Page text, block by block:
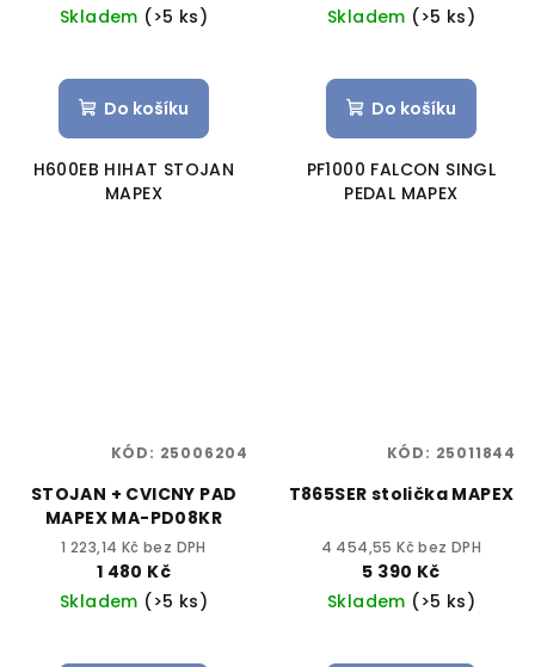
Skladem (>5 ks)
Do košíku
H600EB HIHAT STOJAN
MAPEX
Skladem (>5 ks)
Do košíku
PF1000 FALCON SINGL
PEDAL MAPEX
STOJAN + CVICNY PAD
MAPEX MA-PD08KR
1 223,14 Kč bez DPH
1 480 Kč
Skladem (>5 ks)
KÓD: 25006204
T865SER stolička MAPEX
4 454,55 Kč bez DPH
5 390 Kč
Skladem (>5 ks)
KÓD: 25011844